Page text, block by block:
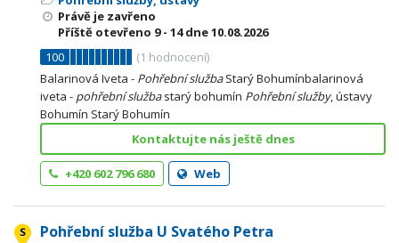
Právě je zavřeno
Příště otevřeno 9 - 14dne 10.08.2026
100
(1 hodnocení)
Balarinová Iveta - PohřebníslužbaStarý Bohumínbalarinová
iveta - pohřebníslužbastarý bohumín Pohřebníslužby, ústavy
Bohumín Starý Bohumín
Kontaktujte nás ještě dnes
+420 602 796 680 Web
Pohřební služba U Svatého Petra